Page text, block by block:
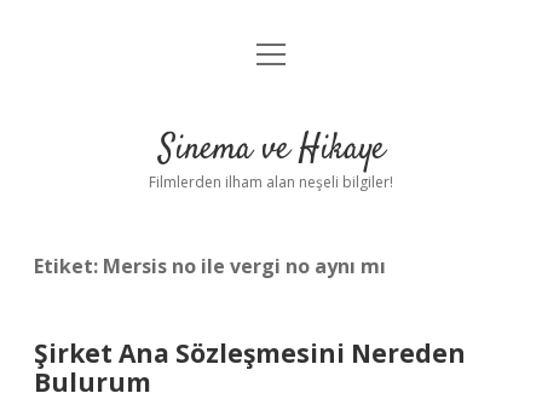
Gizlilik Politikası
Yasal Uyarı
menüyü
Sinema ve Hikaye
Filmlerden ilham alan neşeli bilgiler!
Etiket: Mersis no ile vergi no aynı mı
Şirket Ana Sözleşmesini Nereden
Bulurum